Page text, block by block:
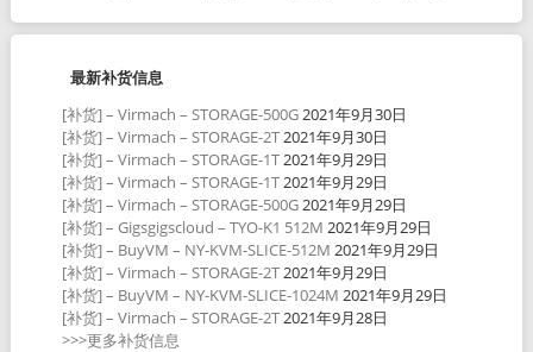
最新补货信息
[补货] – Virmach – STORAGE-500G2021年9月30日
[补货] – Virmach – STORAGE-2T2021年9月30日
[补货] – Virmach – STORAGE-1T2021年9月29日
[补货] – Virmach – STORAGE-1T2021年9月29日
[补货] – Virmach – STORAGE-500G2021年9月29日
[补货] – Gigsgigscloud – TYO-K1 512M 2021年9月29日
[补货] – BuyVM – NY-KVM-SLICE-512M 2021年9月29日
[补货] – Virmach – STORAGE-2T2021年9月29日
[补货] – BuyVM – NY-KVM-SLICE-1024M 2021年9月29日
[补货] – Virmach – STORAGE-2T2021年9月28日
>>>更多补货信息